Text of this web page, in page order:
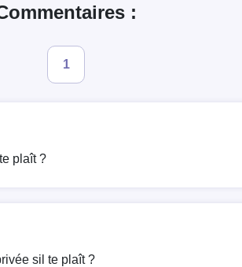
:
1
plaît ?
sil te plaît ?